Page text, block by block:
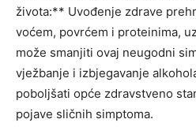
života:** Uvođenje zdrave
voćem, povrćem i proteinima,
može smanjiti ovaj neugodni
vježbanje i izbjegavanje
poboljšati opće zdravstveno
pojave sličnih simptoma.